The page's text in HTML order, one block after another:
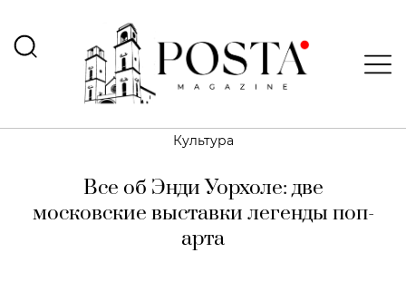
Культура
Все об Энди Уорхоле: две
московские выставки легенды поп-
арта